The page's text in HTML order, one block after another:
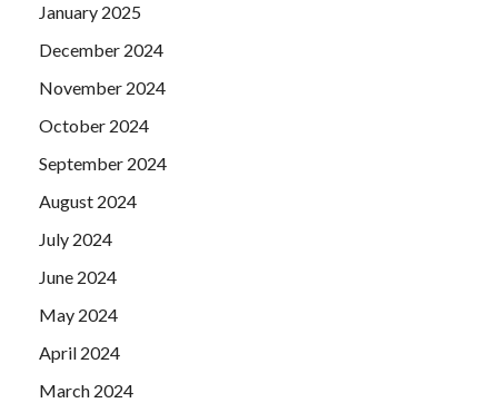
January 2025
December 2024
November 2024
October 2024
September 2024
August 2024
July 2024
June 2024
May 2024
April 2024
March 2024